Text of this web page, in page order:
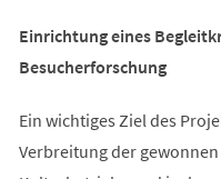
Einrichtung eines
Besucherforschung
Ein wichtiges Ziel des
Verbreitung der